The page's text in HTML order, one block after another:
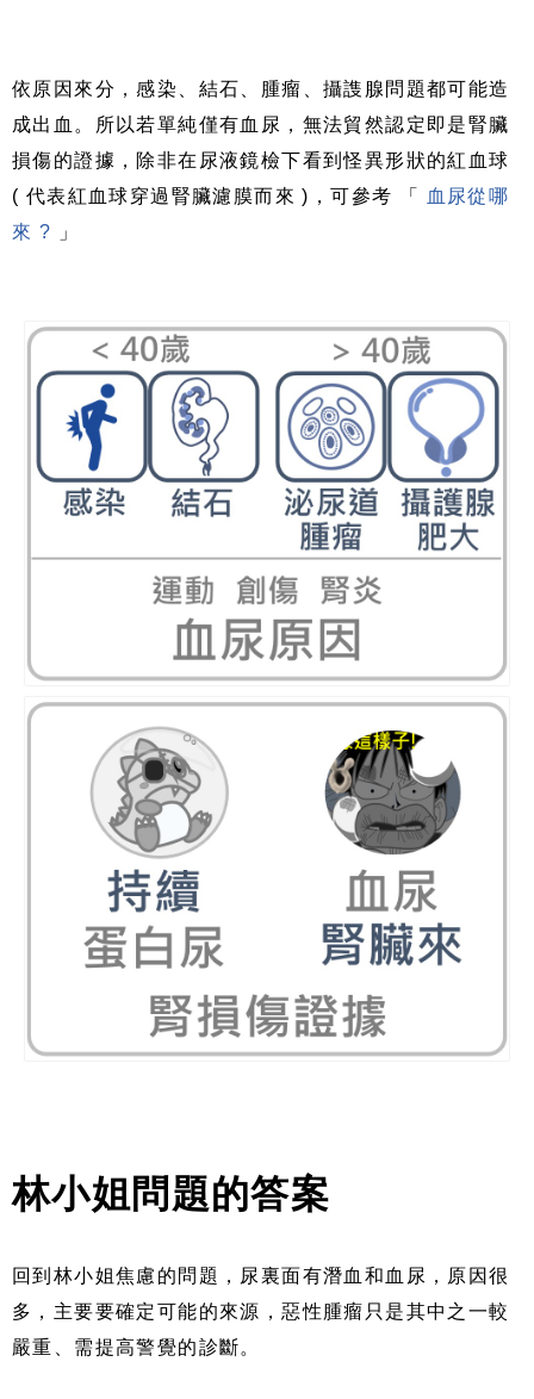
依原因來分，感染、結石、腫瘤、攝謢腺問題都可能造
成出血。所以若單純僅有血尿，無法貿然認定即是腎臟
損傷的證據，除非在尿液鏡檢下看到怪異形狀的紅血球
( 代表紅血球穿過腎臟濾膜而來 )，可參考 「
血尿從哪
來 ? 」
林小姐問題的答案
回到林小姐焦慮的問題，尿裏面有潛血和血尿，原因很
多，主要要確定可能的來源，惡性腫瘤只是其中之一較
嚴重、需提高警覺的診斷。